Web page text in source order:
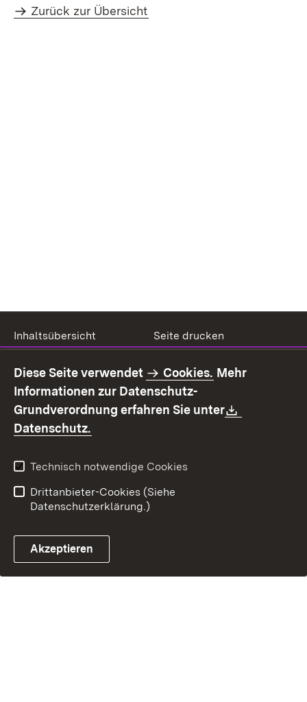
Zurück zur Übersicht
Inhaltsübersicht
Seite drucken
Benutzungshinweise
Erklärung zur
Barrierefreiheit
Kontakt
Fehlerhaften Link melden
Diese Seite verwendet Cookies. Mehr
Informationen zur Datenschutz-
Grundverordnung erfahren Sie unter
Datenschutz.
Technisch notwendige Cookies
Drittanbieter-Cookies (Siehe
Datenschutzerklärung.)
Akzeptieren